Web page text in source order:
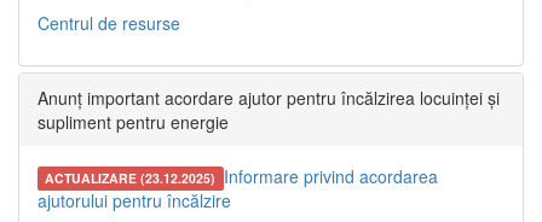
Centrul de resurse
Anunț important acordare ajutor pentru încălzirea locuinței și
supliment pentru energie
ACTUALIZARE (23.12.2025) Informare privind acordarea
ajutorului pentru încălzire